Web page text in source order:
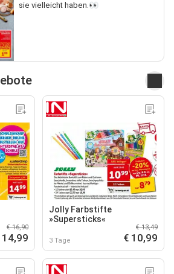
sie vielleicht haben.👀
€ 16,90
14,99
Jolly Farbstifte
»Supersticks«
3 Tage
€ 13,49
€ 10,99